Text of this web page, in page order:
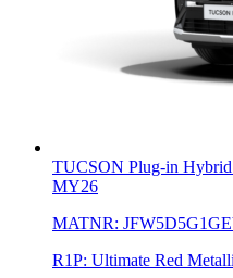
TUCSON Plug-in Hybrid
MY26
MATNR:
R1P: Ultimate Red